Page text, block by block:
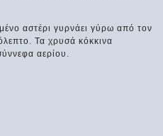
αστέρι γυρνάει γύρω από τον
Τα χρυσά κόκκινα
αερίου.